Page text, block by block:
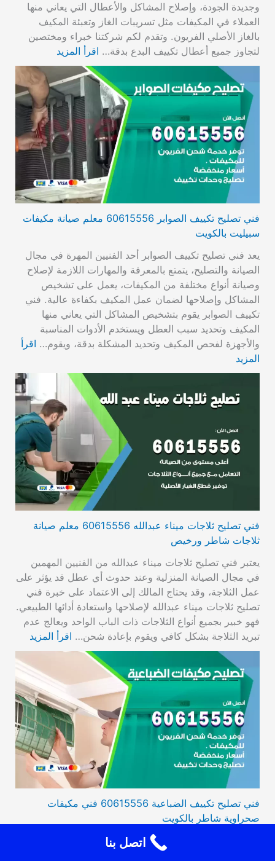
وجديدة الجودة، وإصلاح المشاكل والأعطال التي يعاني منها
العملاء في المكيفات مثل تسريبات الغاز وتعبئة المكيف
بالغاز الأصلي الفريون. وتقدم لكم شركتنا خبراء ومختصين
لتجاوز جميع أعطال تكييف البدع بدقة… اقرأ المزيد
فني تصليح تكييف الصوابر 60615556 معلم صيانة مكيفات
سبيليت بالكويت
يعد فني تصليح تكييف الصوابر أحد الفنيين المهرة في مجال
الصيانة والتصليح، يتمتع بالمعرفة والمهارات اللازمة لإصلاح
وصيانة أنواع مختلفة من المكيفات، يعمل على تشخيص
المشاكل وإصلاحها لضمان عمل المكيف بكفاءة عالية. فني
تكييف الصوابر يقوم بتشخيص المشاكل التي يعاني منها
المكيف وتحديد سبب العطل ويستخدم الأدوات المناسبة
والأجهزة لفحص المكيف وتحديد المشكلة بدقة، ويقوم… اقرأ
المزيد
فني تصليح ثلاجات ميناء عبدالله 60615556 معلم صيانة
ثلاجات شاطر ورخيص
يعتبر فني تصليح ثلاجات ميناء عبدالله من الفنيين المهمين
في مجال الصيانة المنزلية وعند حدوث أي عطل قد يؤثر على
عمل الثلاجة، وقد يحتاج المالك إلى الاعتماد على خبرة فني
تصليح ثلاجات ميناء عبدالله لإصلاحها واستعادة أدائها الطبيعي.
فهو خبير بجميع أنواع الثلاجات ذات الباب الواحد ويعالج عدم
تبريد الثلاجة بشكل كافي ويقوم بإعادة شحن… اقرأ المزيد
فني تصليح تكييف الضباعية 60615556 فني مكيفات
صحراوية شاطر بالكويت
فني تصليح تكييف الضباعية، يوفر لكم أفضل الخدمات في
صيانة التكييف لديكم وذلك لكافة الأنواع هوائي متحرك،
اتصل بنا